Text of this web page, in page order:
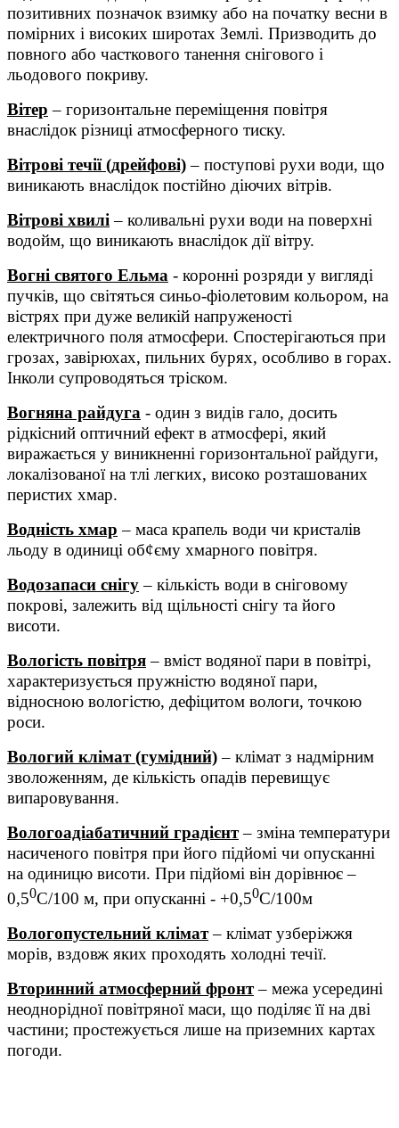
позитивних позначок взимку або на початку весни в
помірних і високих широтах Землі. Призводить до
повного або часткового танення снігового і
льодового покриву.
Вітер – горизонтальне переміщення повітря
внаслідок різниці атмосферного тиску.
Вітрові течії (дрейфові)– поступові рухи води, що
виникають внаслідок постійно діючих вітрів.
Вітрові хвилі– коливальні рухи води на поверхні
водойм, що виникають внаслідок дії вітру.
Вогні святого Ельма - коронні розряди у вигляді
пучків, що світяться синьо-фіолетовим кольором, на
вістрях при дуже великій напруженості
електричного поля атмосфери. Спостерігаються при
грозах, завірюхах, пильних бурях, особливо в горах.
Інколи супроводяться тріском.
Вогняна райдуга - один з видів гало, досить
рідкісний оптичний ефект в атмосфері, який
виражається у виникненні горизонтальної райдуги,
локалізованої на тлі легких, високо розташованих
перистих хмар.
Водність хмар – маса крапель води чи кристалів
льоду в одиниці об¢єму хмарного повітря.
Водозапаси снігу– кількість води в сніговому
покрові, залежить від щільності снігу та його
висоти.
Вологість повітря– вміст водяної пари в повітрі,
характеризується пружністю водяної пари,
відносною вологістю, дефіцитом вологи, точкою
роси.
Вологий клімат (гумідний)– клімат з надмірним
зволоженням, де кількість опадів перевищує
випаровування.
Вологоадіабатичний градієнт– зміна температури
насиченого повітря при його підйомі чи опусканні
на одиницю висоти. При підйомі він дорівнює –
0,50С/100 м, при опусканні - +0,50С/100м
Вологопустельний клімат– клімат узберіжжя
морів, вздовж яких проходять холодні течії.
Вторинний атмосферний фронт– межа усередині
неоднорідної повітряної маси, що поділяє її на дві
частини; простежується лише на приземних картах
погоди.